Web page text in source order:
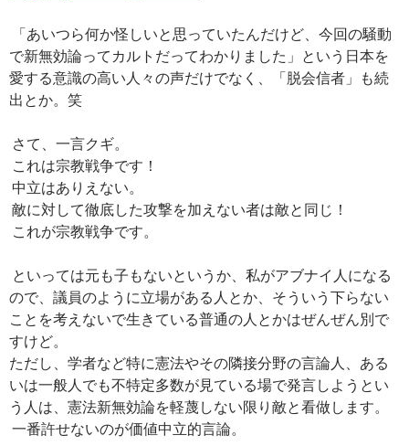
「あいつら何か怪しいと思っていたんだけど、今回の騒動
で新無効論ってカルトだってわかりました」という日本を
愛する意識の高い人々の声だけでなく、「脱会信者」も続
出とか。笑
さて、一言クギ。
これは宗教戦争です！
中立はありえない。
敵に対して徹底した攻撃を加えない者は敵と同じ！
これが宗教戦争です。
といっては元も子もないというか、私がアブナイ人になる
ので、議員のように立場がある人とか、そういう下らない
ことを考えないで生きている普通の人とかはぜんぜん別で
すけど。
ただし、学者など特に憲法やその隣接分野の言論人、ある
いは一般人でも不特定多数が見ている場で発言しようとい
う人は、憲法新無効論を軽蔑しない限り敵と看做します。
一番許せないのが価値中立的言論。